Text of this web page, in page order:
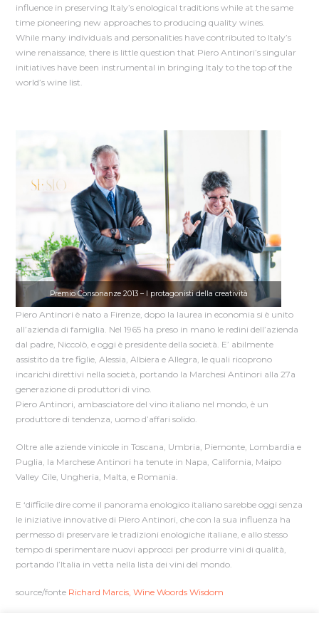
influence in preserving Italy’s enological traditions while at the same
time pioneering new approaches to producing quality wines.
While many individuals and personalities have contributed to Italy’s
wine renaissance, there is little question that Piero Antinori’s singular
initiatives have been instrumental in bringing Italy to the top of the
world’s wine list.
Premio Consonanze 2013 – I protagonisti della creatività
Piero Antinori è nato a Firenze, dopo la laurea in economia si è unito
all’azienda di famiglia. Nel 1965 ha preso in mano le redini dell’azienda
dal padre, Niccolò, e oggi è presidente della società. E’ abilmente
assistito da tre figlie, Alessia, Albiera e Allegra, le quali ricoprono
incarichi direttivi nella società, portando la Marchesi Antinori alla 27a
generazione di produttori di vino.
Piero Antinori, ambasciatore del vino italiano nel mondo, è un
produttore di tendenza, uomo d’affari solido.
Oltre alle aziende vinicole in Toscana, Umbria, Piemonte, Lombardia e
Puglia, la Marchese Antinori ha tenute in Napa, California, Maipo
Valley Cile, Ungheria, Malta, e Romania.
E ‘difficile dire come il panorama enologico italiano sarebbe oggi senza
le iniziative innovative di Piero Antinori, che con la sua influenza ha
permesso di preservare le tradizioni enologiche italiane, e allo stesso
tempo di sperimentare nuovi approcci per produrre vini di qualità,
portando l’Italia in vetta nella lista dei vini del mondo.
source/fonte Richard Marcis, Wine Woords Wisdom